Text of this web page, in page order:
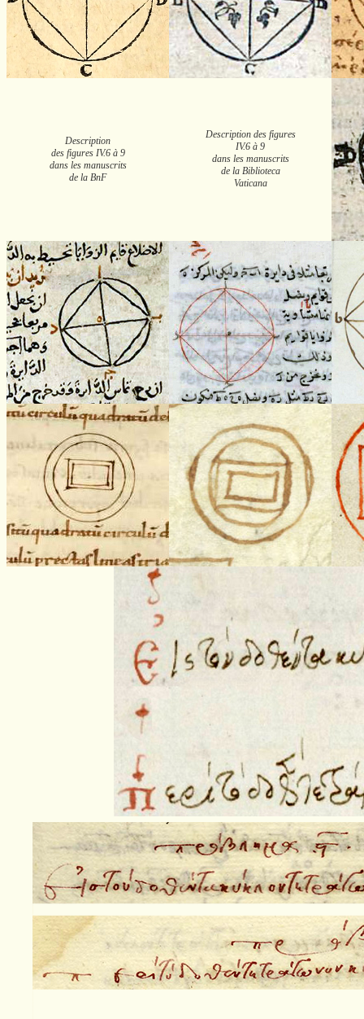
Description
des figures IV.6 à 9
dans les manuscrits
de la BnF
Description des figures
IV.6 à 9
dans les manuscrits
de la Biblioteca
Vaticana